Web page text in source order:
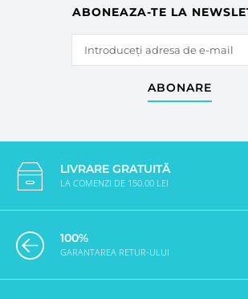
ABONEAZA-TE LA
ABONARE
LIVRARE GRATUITĂ
LA COMENZI DE 150.00 LEI
100%
GARANTAREA RETUR-ULUI